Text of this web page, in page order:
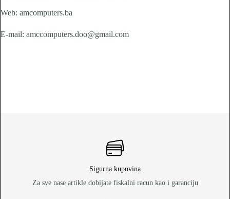
Web: amcomputers.ba
E-mail: amccomputers.doo@gmail.com
Sigurna kupovina
Za sve nase artikle dobijate fiskalni racun kao i garanciju